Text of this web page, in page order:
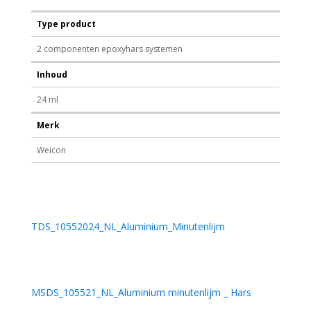
Type product
2 componenten epoxyhars systemen
Inhoud
24 ml
Merk
Weicon
TDS_10552024_NL_Aluminium_Minutenlijm
MSDS_105521_NL_Aluminium minutenlijm _ Hars